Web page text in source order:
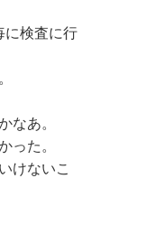
に検査に行
なあ。
った。
けないこ